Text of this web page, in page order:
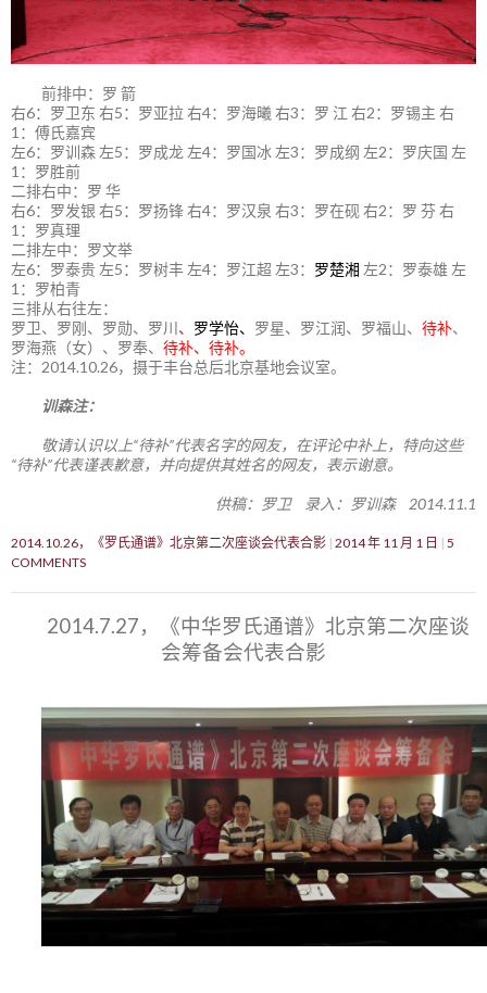
前排中：罗 箭
右6：罗卫东 右5：罗亚拉 右4：罗海曦 右3：罗 江 右2：罗锡主 右
1：傅氏嘉宾
左6：罗训森 左5：罗成龙 左4：罗国冰 左3：罗成纲 左2：罗庆国 左
1：罗胜前
二排右中：罗 华
右6：罗发银 右5：罗扬锋 右4：罗汉泉 右3：罗在砚 右2：罗 芬 右
1：罗真理
二排左中：罗文举
左6：罗泰贵 左5：罗树丰 左4：罗江超 左3： 罗楚湘 左2：罗泰雄 左
1：罗柏青
三排从右往左：
罗卫、罗刚、罗勋、罗川、 罗学怡、 罗星、罗江润、罗福山、 待补、
罗海燕（女）、罗奉、 待补、待补。
注：2014.10.26，摄于丰台总后北京基地会议室。
训森注：
敬请认识以上“待补”代表名字的网友，在评论中补上，特向这些
“待补”代表谨表歉意，并向提供其姓名的网友，表示谢意。
供稿：罗卫 录入：罗训森 2014.11.1
2014.10.26，《罗氏通谱》北京第二次座谈会代表合影 2014 年 11 月 1 日
5
COMMENTS
2014.7.27，《中华罗氏通谱》北京第二次座谈
会筹备会代表合影